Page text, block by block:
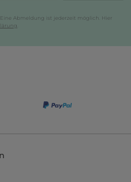
Abmeldung ist jederzeit möglich. Hier